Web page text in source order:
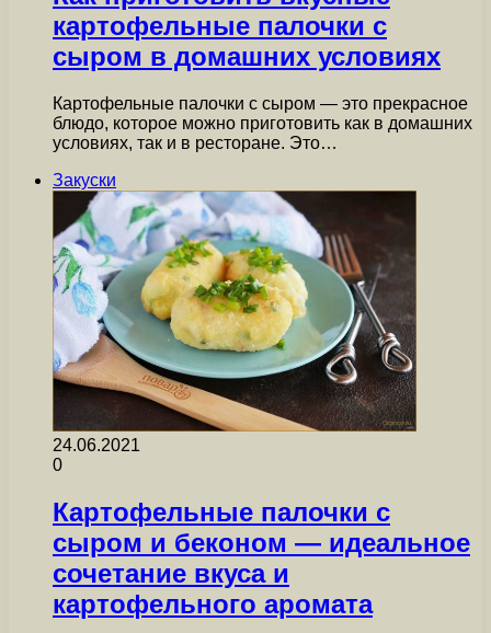
картофельные палочки с
сыром в домашних условиях
Картофельные палочки с сыром — это прекрасное
блюдо, которое можно приготовить как в домашних
условиях, так и в ресторане. Это…
Закуски
24.06.2021
0
Картофельные палочки с
сыром и беконом — идеальное
сочетание вкуса и
картофельного аромата